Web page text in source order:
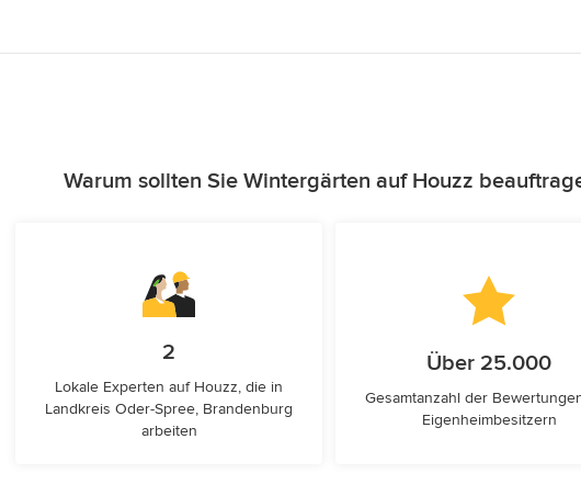
Warum sollten Sie Wintergärten auf Houzz
2
Lokale Experten auf Houzz, die in
Landkreis Oder-Spree, Brandenburg
arbeiten
Über 25.000
Gesamtanzahl der
Eigenheimbesitzern